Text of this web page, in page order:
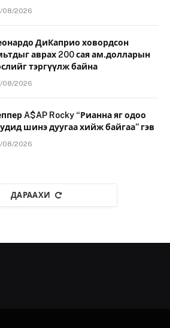
08/2026
ДиКаприо ховордсон
аврах 200 сая ам.долларын
тэргүүлж байна
08/2026
A$AP Rocky “Рианна яг одоо
шинэ дуугаа хийж байгаа” гэв
08/2026
ДАРААХИ